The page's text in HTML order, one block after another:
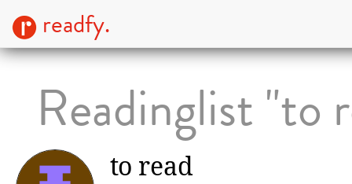
readfy.
Readinglist "to
to read